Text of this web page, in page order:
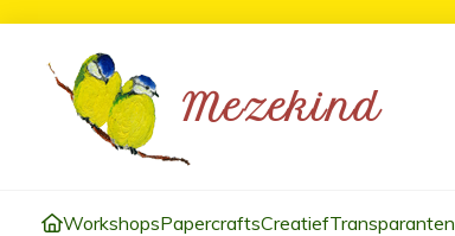
WorkshopsPapercraftsCreatiefTransparanten